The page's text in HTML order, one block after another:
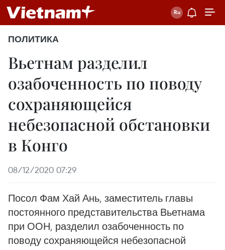
ПОЛИТИКА
Вьетнам разделил
озабоченность по поводу
сохраняющейся
небезопасной обстановки
в Конго
08/12/2020 07:29
Посол Фам Хай Ань, заместитель главы
постоянного представительства Вьетнама
при ООН, разделил озабоченность по
поводу сохраняющейся небезопасной